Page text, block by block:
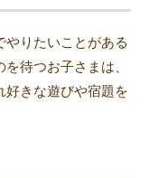
やりたいことがある
待つお子さまは、
好きな遊びや宿題を